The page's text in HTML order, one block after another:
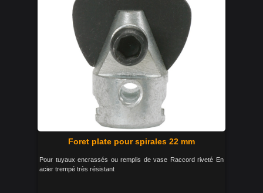
Foret plate pour spirales 22 mm
Pour tuyaux encrassés ou remplis de vase Raccord riveté En
acier trempé très résistant